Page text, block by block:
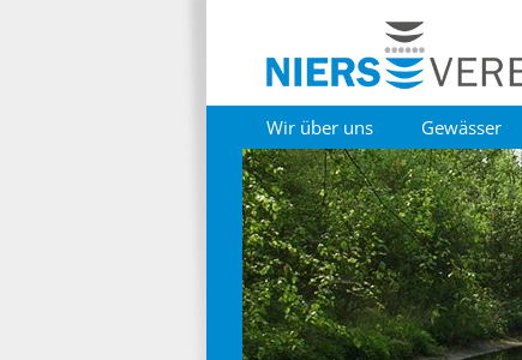
Wir über uns Gewässer